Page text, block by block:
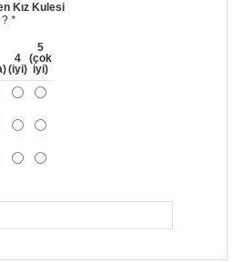
Kız Kulesi
?*
4
(iyi)
5
(çok
iyi)